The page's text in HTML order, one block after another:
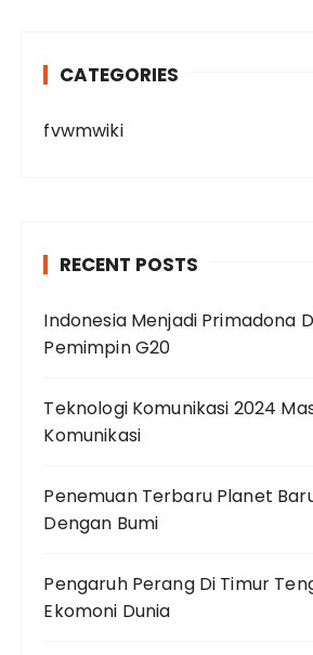
CATEGORIES
fvwmwiki
RECENT POSTS
Indonesia Menjadi Primadona
Pemimpin G20
Teknologi Komunikasi 2024
Komunikasi
Penemuan Terbaru Planet
Dengan Bumi
Pengaruh Perang Di Timur
Ekomoni Dunia